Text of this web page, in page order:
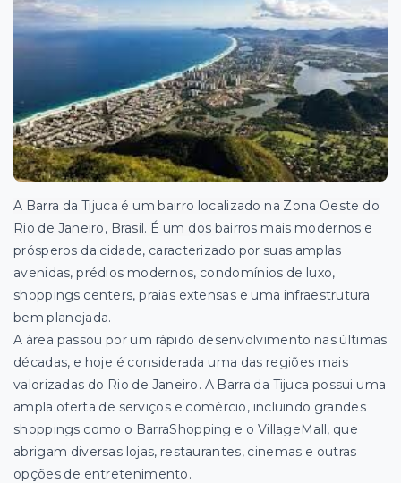
A Barra da Tijuca é um bairro localizado na Zona Oeste do
Rio de Janeiro, Brasil. É um dos bairros mais modernos e
prósperos da cidade, caracterizado por suas amplas
avenidas, prédios modernos, condomínios de luxo,
shoppings centers, praias extensas e uma infraestrutura
bem planejada.
A área passou por um rápido desenvolvimento nas últimas
décadas, e hoje é considerada uma das regiões mais
valorizadas do Rio de Janeiro. A Barra da Tijuca possui uma
ampla oferta de serviços e comércio, incluindo grandes
shoppings como o BarraShopping e o VillageMall, que
abrigam diversas lojas, restaurantes, cinemas e outras
opções de entretenimento.